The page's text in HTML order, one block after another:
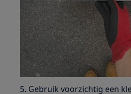
5. Gebruik voorzichtig een